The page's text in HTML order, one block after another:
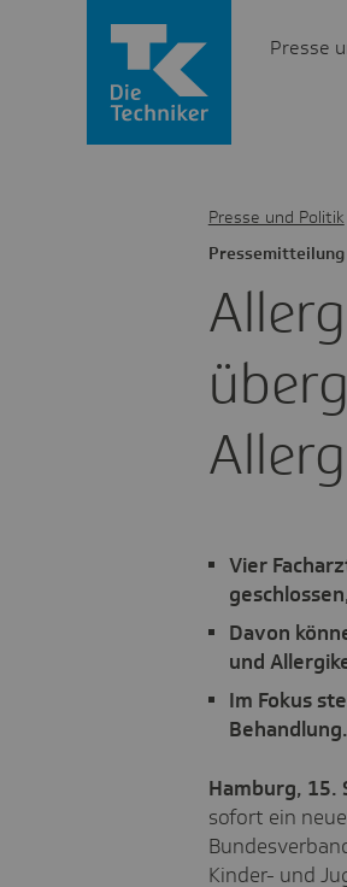
Presse
Pres­se­mit­tei­lung
Presse und Politik
Vier
Davon
und
Im Fokus
Behandlung.
Hamburg, 15.
sofort ein
Kinder- und